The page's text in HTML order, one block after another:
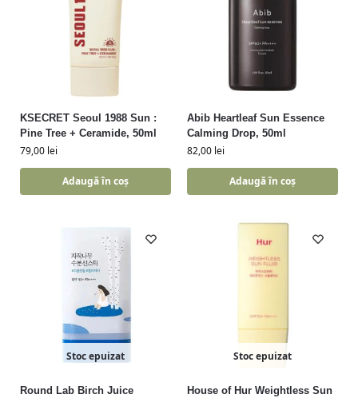
KSECRET Seoul 1988 Sun :
Pine Tree + Ceramide, 50ml
79,00 lei
Adaugă în coș
Abib Heartleaf Sun Essence
Calming Drop, 50ml
82,00 lei
Adaugă în coș
Stoc epuizat
Round Lab Birch Juice
Stoc epuizat
House of Hur Weightless Sun